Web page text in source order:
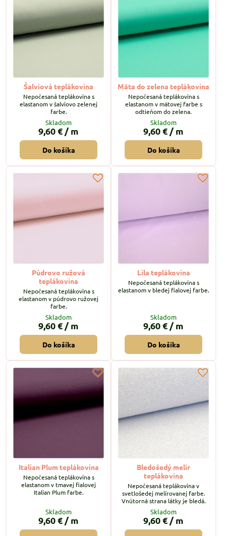
Šalviová teplákovina
Nepočesaná teplákovina s
elastanom v šalviovo zelenej
farbe.
Skladom
9,60 € / m
Do košíka
Mäta do zelena teplákovina
Nepočesaná teplákovina s
elastanom v mätovej farbe s
odtieňom do zelena.
Skladom
9,60 € / m
Do košíka
Púdrovo ružová
teplákovina
Nepočesaná teplákovina s
elastanom v púdrovo ružovej
farbe.
Skladom
9,60 € / m
Do košíka
Lila teplákovina
Nepočesaná teplákovina s
elastanom v bledej fialovej farbe.
Skladom
9,60 € / m
Do košíka
Italian Plum teplákovina
Nepočesaná teplákovina s
elastanom v tmavej fialovej
Italian Plum farbe.
Skladom
9,60 € / m
Bledošedý melír
teplákovina
Nepočesaná teplákovina v
svetlošedej melírovanej farbe.
Vnútorná strana látky je bledá.
Skladom
9,60 € / m